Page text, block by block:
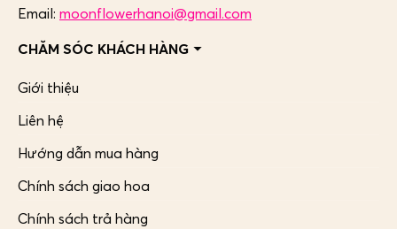
Email: moonflowerhanoi@gmail.com
CHĂM SÓC KHÁCH HÀNG
Giới thiệu
Liên hệ
Hướng dẫn mua hàng
Chính sách giao hoa
Chính sách trả hàng